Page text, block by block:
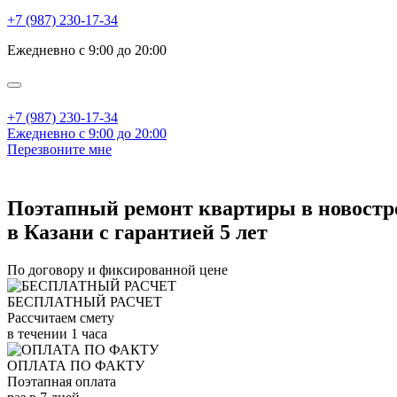
+7 (987) 230-17-34
Ежедневно с 9:00 до 20:00
+7 (987) 230-17-34
Ежедневно с 9:00 до 20:00
Перезвоните мне
Поэтапный ремонт квартиры в
в Казани с гарантией 5 лет
По договору и фиксированной цене
БЕСПЛАТНЫЙ РАСЧЕТ
Рассчитаем смету
в течении 1 часа
ОПЛАТА ПО ФАКТУ
Поэтапная оплата